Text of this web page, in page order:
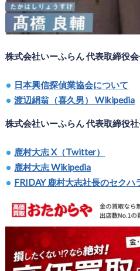
株式会社いーふらん 代表取締役
日本興信探偵業協会について
渡辺絹翁（喜久男） Wikipedia
株式会社いーふらん 代表取締役
鹿村大志 X（Twitter）
鹿村大志 Wikipedia
FRIDAY 鹿村大志社長のセクハ